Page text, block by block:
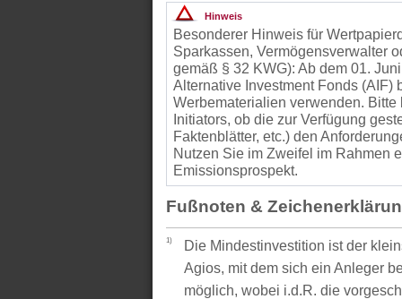
Hinweis
Besonderer Hinweis für
Sparkassen, Vermögensverwalter
gemäß § 32 KWG): Ab dem 01.
Alternative Investment Fonds (AIF)
Werbematerialien verwenden.
Initiators, ob die zur Verfügung
Faktenblätter, etc.) den
Nutzen Sie im Zweifel im Rahmen
Emissionsprospekt.
Fußnoten &
1)
Die Mindestinvestition ist der
Agios, mit dem sich ein Anleger
möglich, wobei i.d.R. die